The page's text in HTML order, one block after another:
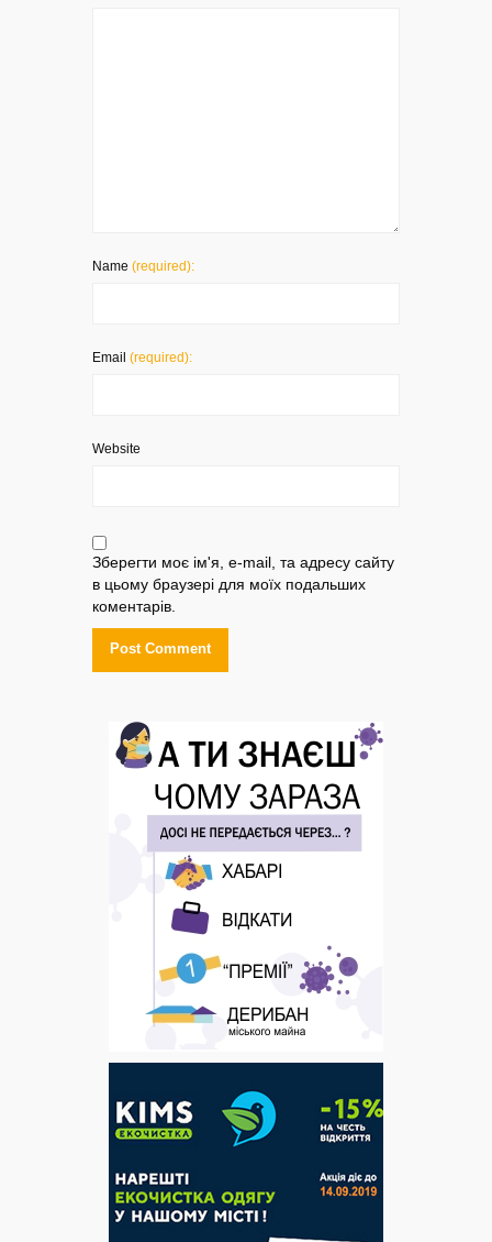
Name (required):
Email (required):
Website
Зберегти моє ім'я, e-mail, та адресу сайту
в цьому браузері для моїх подальших
коментарів.